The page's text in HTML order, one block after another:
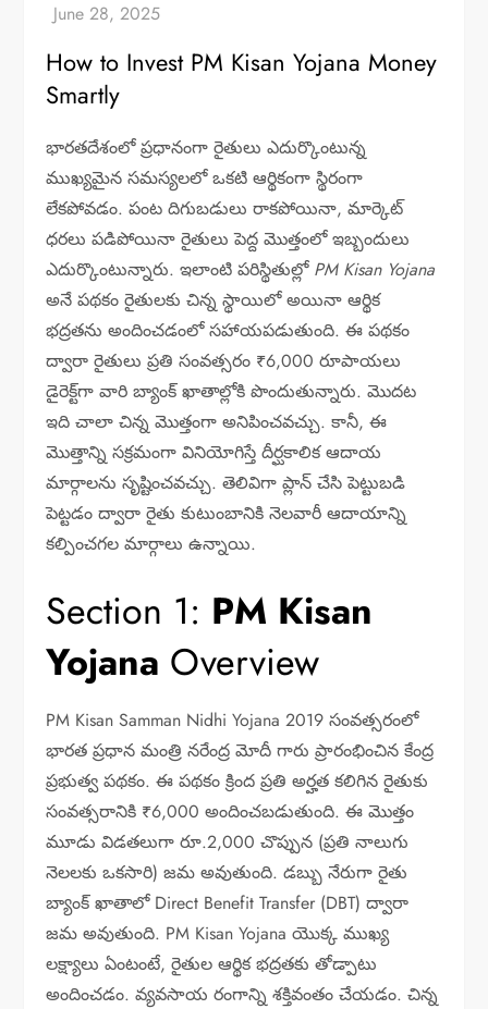
How to Invest PM Kisan Yojana Money
Smartly
భారతదేశంలో ప్రధానంగా రైతులు ఎదుర్కొంటున్న
ముఖ్యమైన సమస్యలలో ఒకటి ఆర్థికంగా స్థిరంగా
లేకపోవడం. పంట దిగుబడులు రాకపోయినా, మార్కెట్
ధరలు పడిపోయినా రైతులు పెద్ద మొత్తంలో ఇబ్బందులు
ఎదుర్కొంటున్నారు. ఇలాంటి పరిస్థితుల్లో PM Kisan Yojana
అనే పథకం రైతులకు చిన్న స్థాయిలో అయినా ఆర్థిక
భద్రతను అందించడంలో సహాయపడుతుంది. ఈ పథకం
ద్వారా రైతులు ప్రతి సంవత్సరం ₹6,000 రూపాయలు
డైరెక్ట్‌గా వారి బ్యాంక్ ఖాతాల్లోకి పొందుతున్నారు. మొదట
ఇది చాలా చిన్న మొత్తంగా అనిపించవచ్చు. కానీ, ఈ
మొత్తాన్ని సక్రమంగా వినియోగిస్తే దీర్ఘకాలిక ఆదాయ
మార్గాలను సృష్టించవచ్చు. తెలివిగా ప్లాన్ చేసి పెట్టుబడి
పెట్టడం ద్వారా రైతు కుటుంబానికి నెలవారీ ఆదాయాన్ని
కల్పించగల మార్గాలు ఉన్నాయి.
Section 1: PM Kisan
Yojana Overview
PM Kisan Samman Nidhi Yojana 2019 సంవత్సరంలో
భారత ప్రధాన మంత్రి నరేంద్ర మోదీ గారు ప్రారంభించిన కేంద్ర
ప్రభుత్వ పథకం. ఈ పథకం క్రింద ప్రతి అర్హత కలిగిన రైతుకు
సంవత్సరానికి ₹6,000 అందించబడుతుంది. ఈ మొత్తం
మూడు విడతలుగా రూ.2,000 చొప్పున (ప్రతి నాలుగు
నెలలకు ఒకసారి) జమ అవుతుంది. డబ్బు నేరుగా రైతు
బ్యాంక్ ఖాతాలో Direct Benefit Transfer (DBT) ద్వారా
జమ అవుతుంది. PM Kisan Yojana యొక్క ముఖ్య
లక్ష్యాలు ఏంటంటే, రైతుల ఆర్థిక భద్రతకు తోడ్పాటు
అందించడం. వ్యవసాయ రంగాన్ని శక్తివంతం చేయడం. చిన్న